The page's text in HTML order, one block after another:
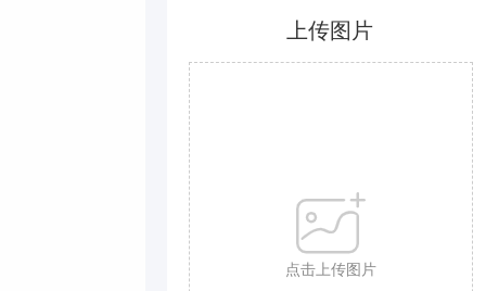
上传图片
点击上传图片